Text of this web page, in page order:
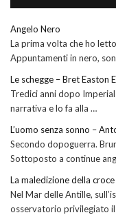
Angelo Nero
La prima volta che ho
Appuntamenti in nero,
Le schegge – Bret Easton
Tredici anni dopo
narrativa e lo fa alla …
L’uomo senza sonno –
Secondo dopoguerra.
Sottoposto a continue
La maledizione della
Nel Mar delle Antille,
osservatorio privilegiato